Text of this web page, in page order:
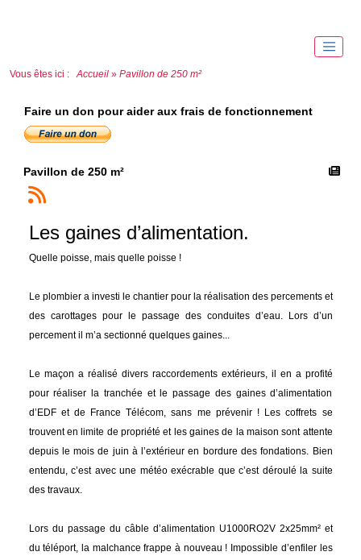
Vous êtes ici : Accueil » Pavillon de 250 m²
Faire un don pour aider aux frais de fonctionnement
Pavillon de 250 m²
Les gaines d’alimentation.
Quelle poisse, mais quelle poisse !
Le plombier a investi le chantier pour la réalisation des percements et
des carottages pour le passage des conduites d’eau. Lors d’un
percement il m’a sectionné quelques gaines...
Le maçon a réalisé divers raccordements extérieurs, il en a profité
pour réaliser la tranchée et le passage des gaines d’alimentation
d’EDF et de France Télécom, sans me prévenir ! Les coffrets se
trouvent en limite de propriété et les gaines de la maison sont attente
depuis le mois de juin à l’extérieur en bordure des fondations. Bien
entendu, c’est avec une météo exécrable que c’est déroulé la suite
des travaux.
Lors du passage du câble d’alimentation U1000RO2V 2x25mm² et
du téléport, la malchance frappe à nouveau ! Impossible d’enfiler les